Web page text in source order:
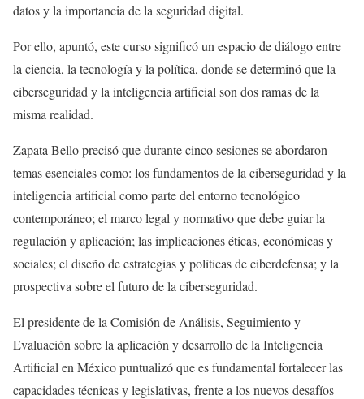
datos y la importancia de la seguridad digital.
Por ello, apuntó, este curso significó un espacio de diálogo entre
la ciencia, la tecnología y la política, donde se determinó que la
ciberseguridad y la inteligencia artificial son dos ramas de la
misma realidad.
Zapata Bello precisó que durante cinco sesiones se abordaron
temas esenciales como: los fundamentos de la ciberseguridad y la
inteligencia artificial como parte del entorno tecnológico
contemporáneo; el marco legal y normativo que debe guiar la
regulación y aplicación; las implicaciones éticas, económicas y
sociales; el diseño de estrategias y políticas de ciberdefensa; y la
prospectiva sobre el futuro de la ciberseguridad.
El presidente de la Comisión de Análisis, Seguimiento y
Evaluación sobre la aplicación y desarrollo de la Inteligencia
Artificial en México puntualizó que es fundamental fortalecer las
capacidades técnicas y legislativas, frente a los nuevos desafíos